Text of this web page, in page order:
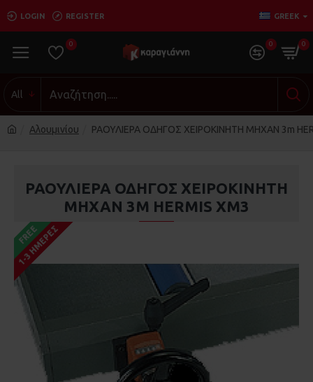
LOGIN REGISTER GREEK
0 0 0
All
Αλουμινίου ΡΑΟΥΛΙΕΡΑ ΟΔΗΓΟΣ ΧΕΙΡΟΚΙΝΗΤΗ ΜΗΧΑΝ 3m
ΡΑΟΥΛΙΕΡΑ ΟΔΗΓΟΣ ΧΕΙΡΟΚΙΝΗΤΗ
ΜΗΧΑΝ 3M HERMIS XM3
FREE
1-3 ΗΜΈΡΕΣ